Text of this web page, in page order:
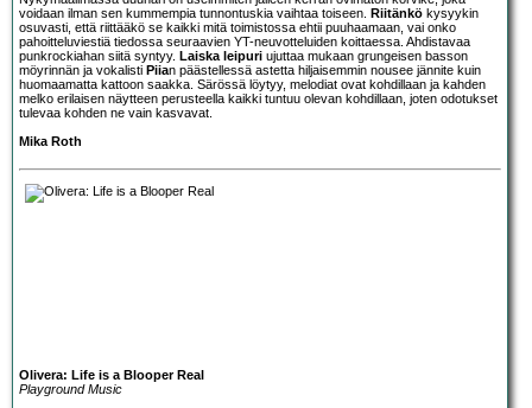
voidaan ilman sen kummempia tunnontuskia vaihtaa toiseen. Riitänkö kysyykin
osuvasti, että riittääkö se kaikki mitä toimistossa ehtii puuhaamaan, vai onko
pahoitteluviestiä tiedossa seuraavien YT-neuvotteluiden koittaessa. Ahdistavaa
punkrockiahan siitä syntyy. Laiska leipuri ujuttaa mukaan grungeisen basson
möyrinnän ja vokalisti Piian päästellessä astetta hiljaisemmin nousee jännite kuin
huomaamatta kattoon saakka. Särössä löytyy, melodiat ovat kohdillaan ja kahden
melko erilaisen näytteen perusteella kaikki tuntuu olevan kohdillaan, joten odotukset
tulevaa kohden ne vain kasvavat.
Mika Roth
Olivera: Life is a Blooper Real
Playground Music